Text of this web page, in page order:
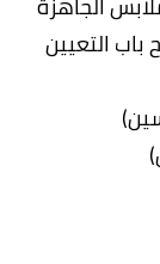
التعيين